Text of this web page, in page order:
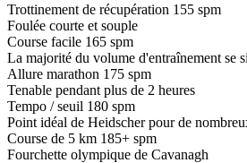
Trottinement de récupération 155 spm
Foulée courte et souple
Course facile 165 spm
La majorité du volume d'entraînement se
Allure marathon 175 spm
Tenable pendant plus de 2 heures
Tempo / seuil 180 spm
Point idéal de Heidscher pour de
Course de 5 km 185+ spm
Fourchette olympique de Cavanagh